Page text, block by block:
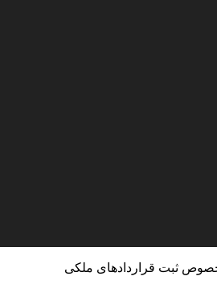
خصوص ثبت قراردادهای ملکی